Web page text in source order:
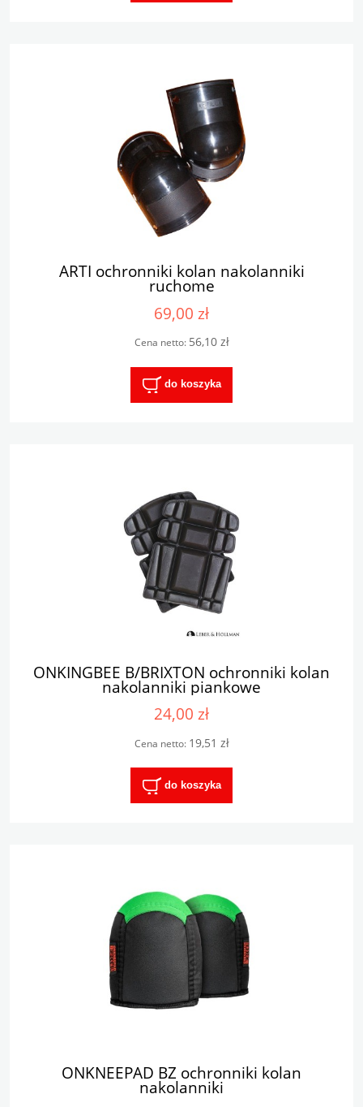
ARTI ochronniki kolan nakolanniki
ruchome
69,00 zł
Cena netto: 56,10 zł
do koszyka
ONKINGBEE B/BRIXTON ochronniki kolan
nakolanniki piankowe
24,00 zł
Cena netto: 19,51 zł
do koszyka
ONKNEEPAD BZ ochronniki kolan
nakolanniki